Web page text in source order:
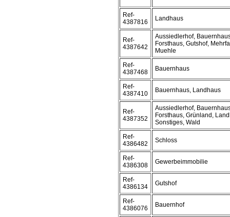
Ref-
4387816
Landhaus
Ref-
4387642
Aussiedlerhof,
Forsthaus, Gutshof,
Muehle
Ref-
4387468
Bauernhaus
Ref-
4387410
Bauernhaus, Landhaus
Ref-
4387352
Aussiedlerhof,
Forsthaus, Grünland,
Sonstiges, Wald
Ref-
4386482
Schloss
Ref-
4386308
Gewerbeimmobilie
Ref-
4386134
Gutshof
Ref-
4386076
Bauernhof